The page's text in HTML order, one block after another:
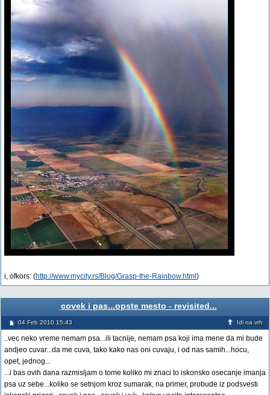
i, ofkors: (http://www.mycity.rs/Blog/Grasp-the-Rainbow.html )
covek i pas...opste mesto - revisited...
04 Feb 2010 15:43 Idi na vrh
..vec neko vreme nemam psa...ili tacnije, nemam psa koji ima mene da mi bude
andjeo cuvar...da me cuva, tako kako nas oni cuvaju, i od nas samih...hocu,
opet, jednog...
...i bas ovih dana razmisljam o tome koliko mi znaci to iskonsko osecanje imanja
psa uz sebe...koliko se setnjom kroz sumarak, na primer, probude iz podsvesti